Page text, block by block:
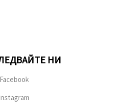
НИ
Facebook